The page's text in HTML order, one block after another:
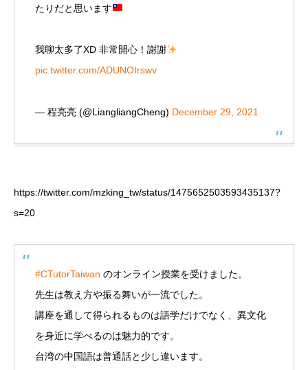
たりだと思います
我聊太多了XD 非常開心！謝謝
pic.twitter.com/ADUNOIrswv
— 程亮亮 (@LiangliangCheng) December 29, 2021
https://twitter.com/mzking_tw/status/1475652503593435137?
s=20
#CTutorTaiwan のオンライン授業を受けました。
先生は教え方や振る舞いが一流でした。
講座を通して得られるものは語学だけでなく、異文化
を身近に学べるのは魅力的です。
台湾の中国語は普通話と少し違います。